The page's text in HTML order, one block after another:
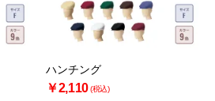
ハンチング
￥2,110(税込)